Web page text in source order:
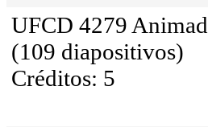
UFCD 4279
(109 diapositivos)
Créditos: 5